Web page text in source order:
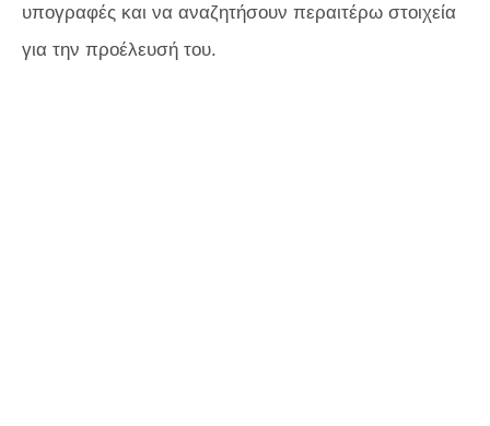
υπογραφές και να αναζητήσουν περαιτέρω στοιχεία
για την προέλευσή του.